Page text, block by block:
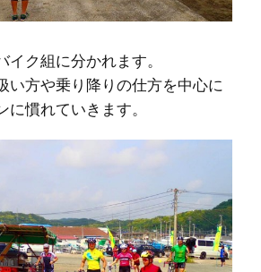
ク組に分かれます。
い方や乗り降りの仕方を中心に
に慣れていきます。